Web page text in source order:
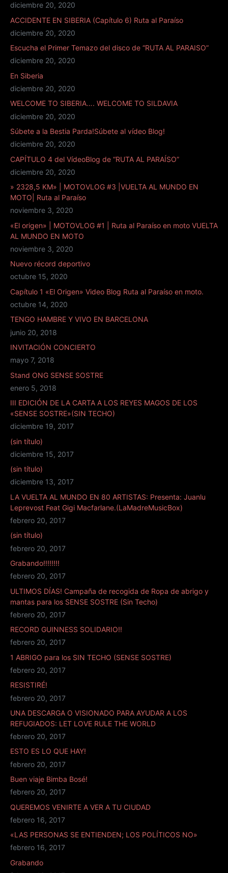
diciembre 20, 2020
ACCIDENTE EN SIBERIA (Capítulo 6) Ruta al Paraíso
diciembre 20, 2020
Escucha el Primer Temazo del disco de “RUTA AL PARAISO”
diciembre 20, 2020
En Siberia
diciembre 20, 2020
WELCOME TO SIBERIA…. WELCOME TO SILDAVIA
diciembre 20, 2020
Súbete a la Bestia Parda!Súbete al vídeo Blog!
diciembre 20, 2020
CAPÍTULO 4 del VídeoBlog de “RUTA AL PARAÍSO”
diciembre 20, 2020
» 2328,5 KM» | MOTOVLOG #3 |VUELTA AL MUNDO EN
MOTO| Ruta al Paraíso
noviembre 3, 2020
«El origen» | MOTOVLOG #1 | Ruta al Paraíso en moto VUELTA
AL MUNDO EN MOTO
noviembre 3, 2020
Nuevo récord deportivo
octubre 15, 2020
Capítulo 1 «El Origen» Video Blog Ruta al Paraíso en moto.
octubre 14, 2020
TENGO HAMBRE Y VIVO EN BARCELONA
junio 20, 2018
INVITACIÓN CONCIERTO
mayo 7, 2018
Stand ONG SENSE SOSTRE
enero 5, 2018
III EDICIÓN DE LA CARTA A LOS REYES MAGOS DE LOS
«SENSE SOSTRE»(SIN TECHO)
diciembre 19, 2017
(sin título)
diciembre 15, 2017
(sin título)
diciembre 13, 2017
LA VUELTA AL MUNDO EN 80 ARTISTAS: Presenta: Juanlu
Leprevost Feat Gigi Macfarlane.(LaMadreMusicBox)
febrero 20, 2017
(sin título)
febrero 20, 2017
Grabando!!!!!!!!
febrero 20, 2017
ULTIMOS DÍAS! Campaña de recogida de Ropa de abrigo y
mantas para los SENSE SOSTRE (Sin Techo)
febrero 20, 2017
RECORD GUINNESS SOLIDARIO!!
febrero 20, 2017
1 ABRIGO para los SIN TECHO (SENSE SOSTRE)
febrero 20, 2017
RESISTIRÉ!
febrero 20, 2017
UNA DESCARGA O VISIONADO PARA AYUDAR A LOS
REFUGIADOS: LET LOVE RULE THE WORLD
febrero 20, 2017
ESTO ES LO QUE HAY!
febrero 20, 2017
Buen viaje Bimba Bosé!
febrero 20, 2017
QUEREMOS VENIRTE A VER A TU CIUDAD
febrero 16, 2017
«LAS PERSONAS SE ENTIENDEN; LOS POLÍTICOS NO»
febrero 16, 2017
Grabando